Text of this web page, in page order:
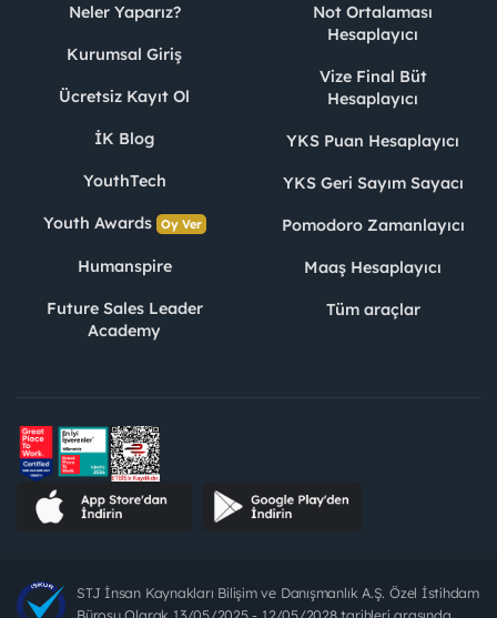
Neler Yaparız?
Kurumsal Giriş
Ücretsiz Kayıt Ol
İK Blog
YouthTech
Youth Awards Oy Ver
Humanspire
Future Sales Leader
Academy
Not Ortalaması
Hesaplayıcı
Vize Final Büt
Hesaplayıcı
YKS Puan Hesaplayıcı
YKS Geri Sayım Sayacı
Pomodoro Zamanlayıcı
Maaş Hesaplayıcı
Tüm araçlar
STJ İnsan Kaynakları Bilişim ve Danışmanlık A.Ş. Özel İstihdam
Bürosu Olarak 13/05/2025 - 12/05/2028 tarihleri arasında